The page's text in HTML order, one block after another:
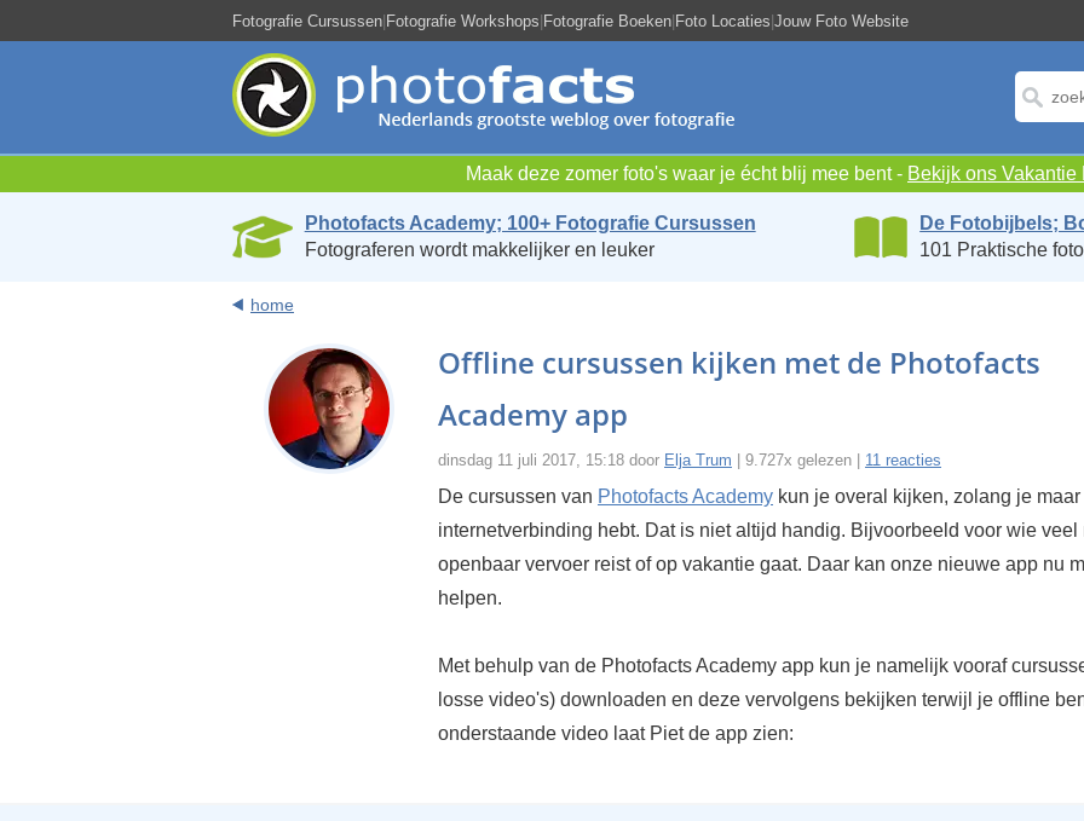
Fotografie Cursussen|Fotografie Workshops|Fotografie Boeken|Foto Locaties|Jouw Foto Website
Maak deze zomer foto's waar je écht blij mee bent - Bekijk ons Vakantie
Photofacts Academy; 100+ Fotografie Cursussen
Fotograferen wordt makkelijker en leuker
De Fotobijbels;
101 Praktische
home
Offline cursussen kijken met de Photofacts
Academy app
dinsdag 11 juli 2017, 15:18 door Elja Trum | 9.727x gelezen | 11 reacties
De cursussen van Photofacts Academy kun je overal kijken, zolang je maar
internetverbinding hebt. Dat is niet altijd handig. Bijvoorbeeld voor wie veel
openbaar vervoer reist of op vakantie gaat. Daar kan onze nieuwe app nu
helpen.
Met behulp van de Photofacts Academy app kun je namelijk vooraf
losse video's) downloaden en deze vervolgens bekijken terwijl je offline
onderstaande video laat Piet de app zien: